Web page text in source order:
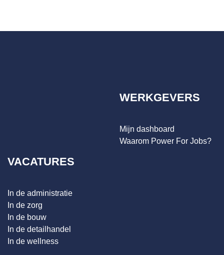
WERKGEVERS
Mijn dashboard
Waarom Power For Jobs?
VACATURES
In de administratie
In de zorg
In de bouw
In de detailhandel
In de wellness